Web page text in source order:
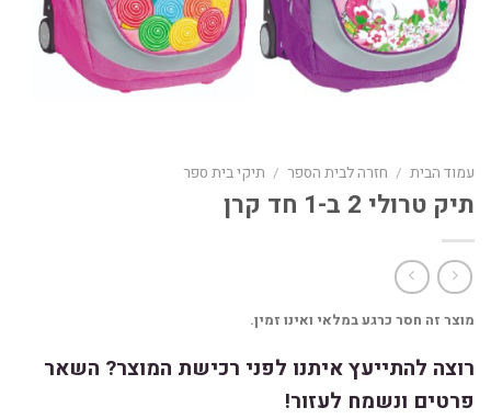
עמוד הבית / חזרה לבית הספר / תיקי בית ספר
תיק טרולי 2 ב-1 חד קרן
מוצר זה חסר כרגע במלאי ואינו זמין.
רוצה להתייעץ איתנו לפני רכישת המוצר? השאר
פרטים ונשמח לעזור!